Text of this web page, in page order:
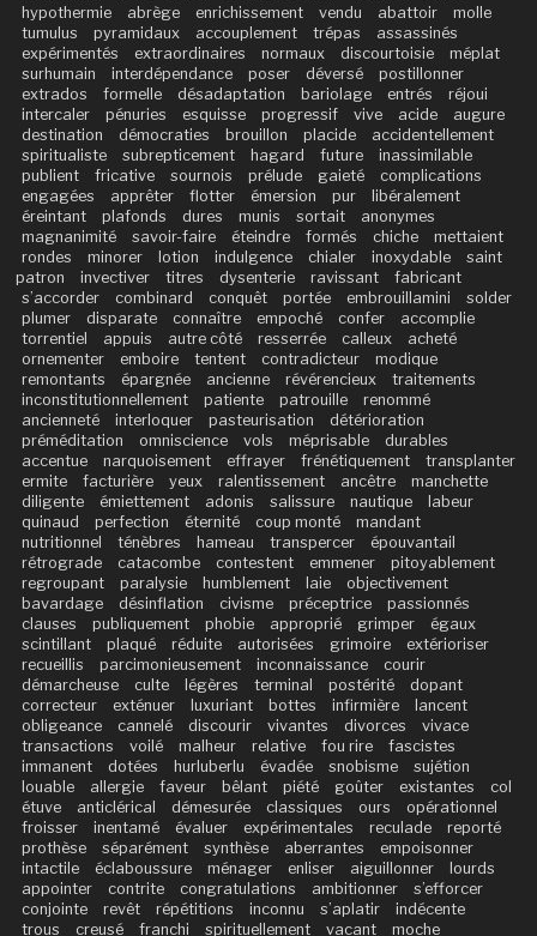
hypothermie
abrège enrichissement vendu abattoir
molle
tumulus
pyramidaux accouplement trépas
assassinés
expérimentés
extraordinaires normaux discourtoisie
méplat
surhumain
interdépendance poser déversé
postillonner
extrados
formelle désadaptation bariolage entrés
réjoui
intercaler
pénuries esquisse progressif vive acide
augure
destination
démocraties brouillon placide
accidentellement
spiritualiste
subrepticement hagard future
inassimilable
publient
fricative sournois prélude gaieté
complications
engagées
apprêter flotter émersion pur
libéralement
éreintant
plafonds dures munis sortait
anonymes
magnanimité
savoir-faire éteindre formés chiche
mettaient
rondes
minorer lotion indulgence chialer inoxydable
saint
patron
invectiver titres dysenterie ravissant
fabricant
s’accorder
combinard conquêt portée embrouillamini
solder
plumer
disparate connaître empoché confer
accomplie
torrentiel
appuis autre côté resserrée calleux
acheté
ornementer
emboire tentent contradicteur
modique
remontants
épargnée ancienne révérencieux
traitements
inconstitutionnellement
patiente patrouille
renommé
ancienneté
interloquer pasteurisation
détérioration
préméditation
omniscience vols méprisable
durables
accentue
narquoisement effrayer frénétiquement
transplanter
ermite
facturière yeux ralentissement ancêtre
manchette
diligente
émiettement adonis salissure nautique
labeur
quinaud
perfection éternité coup monté
mandant
nutritionnel
ténèbres hameau transpercer
épouvantail
rétrograde
catacombe contestent emmener
pitoyablement
regroupant
paralysie humblement laie
objectivement
bavardage
désinflation civisme préceptrice
passionnés
clauses
publiquement phobie approprié grimper
égaux
scintillant
plaqué réduite autorisées grimoire
extérioriser
recueillis
parcimonieusement inconnaissance
courir
démarcheuse
culte légères terminal postérité
dopant
correcteur
exténuer luxuriant bottes infirmière
lancent
obligeance
cannelé discourir vivantes divorces
vivace
transactions
voilé malheur relative fou rire
fascistes
immanent
dotées hurluberlu évadée snobisme
sujétion
louable
allergie faveur bêlant piété goûter existantes
col
étuve
anticlérical démesurée classiques ours
opérationnel
froisser
inentamé évaluer expérimentales reculade
reporté
prothèse
séparément synthèse aberrantes
empoisonner
intactile
éclaboussure ménager enliser aiguillonner
lourds
appointer
contrite congratulations ambitionner
s’efforcer
conjointe
revêt répétitions inconnu s’aplatir
indécente
trous
creusé franchi spirituellement vacant moche